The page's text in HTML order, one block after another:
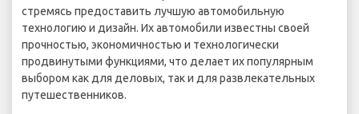
стремясь предоставить лучшую автомобильную
технологию и дизайн. Их автомобили известны своей
прочностью, экономичностью и технологически
продвинутыми функциями, что делает их популярным
выбором как для деловых, так и для развлекательных
путешественников.